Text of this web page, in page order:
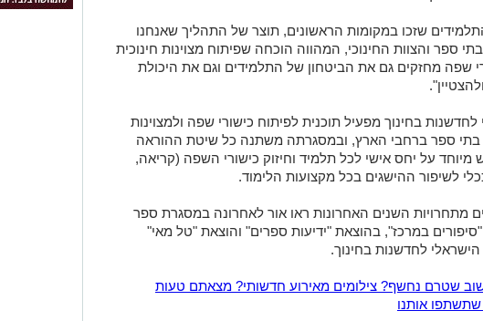
שזכו במקומות הראשונים, תוצר של התהליך שאנחנו
ספר והצוות החינוכי, המהווה הוכחה שפיתוח מצוינות חינוכית
שפה מחזקים גם את הביטחון של התלמידים וגם את היכולת
בחינוך מפעיל תוכנית לפיתוח כישורי שפה ולמצוינות
בתי ספר ברחבי הארץ, ובמסגרתה משתנה כל שיטת ההוראה
מיוחד על יחס אישי לכל תלמיד וחיזוק כישורי השפה (קריאה,
לשיפור ההישגים בכל מקצועות הלימוד.
מתחרויות השנים האחרונות ראו אור לאחרונה במסגרת ספר
במרכז", בהוצאת "ידיעות ספרים" והוצאת "טל מאי"
לחדשנות בחינוך.
שטרם נחשף? צילומים מאירוע חדשותי? מצאתם טעות
אותנו